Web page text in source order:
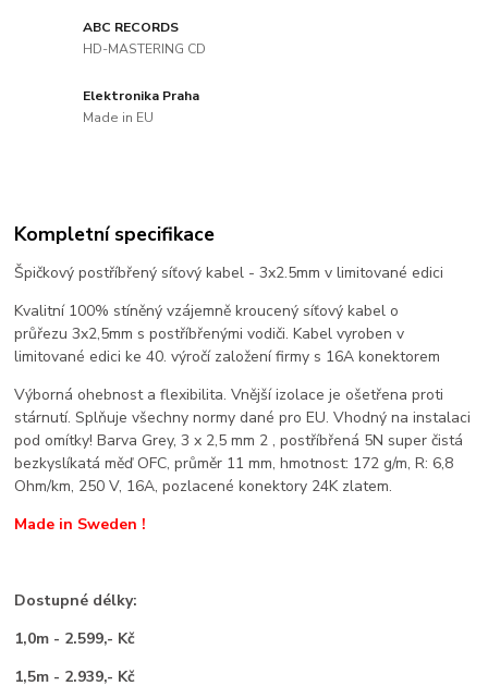
ABC RECORDS
HD-MASTERING CD
Elektronika Praha
Made in EU
Kompletní specifikace
Špičkový postříbřený síťový kabel - 3x2.5mm v limitované edici
Kvalitní 100% stíněný vzájemně kroucený síťový kabel o
průřezu 3x2,5mm s postříbřenými vodiči. Kabel vyroben v
limitované edici ke 40. výročí založení firmy s 16A konektorem
Výborná ohebnost a flexibilita. Vnější izolace je ošetřena proti
stárnutí. Splňuje všechny normy dané pro EU. Vhodný na instalaci
pod omítky! Barva Grey, 3 x 2,5 mm 2 , postříbřená 5N super čistá
bezkyslíkatá měď OFC, průměr 11 mm, hmotnost: 172 g/m, R: 6,8
Ohm/km, 250 V, 16A, pozlacené konektory 24K zlatem.
Made in Sweden !
Dostupné délky:
1,0m - 2.599,- Kč
1,5m - 2.939,- Kč